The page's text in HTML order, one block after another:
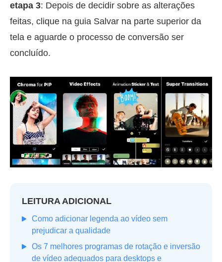
etapa 3: Depois de decidir sobre as alterações
feitas, clique na guia Salvar na parte superior da
tela e aguarde o processo de conversão ser
concluído.
LEITURA ADICIONAL
Como adicionar legenda ao vídeo sem
prejudicar a qualidade
Os 7 melhores programas de rotação e inversão
de vídeo adequados para desktops e